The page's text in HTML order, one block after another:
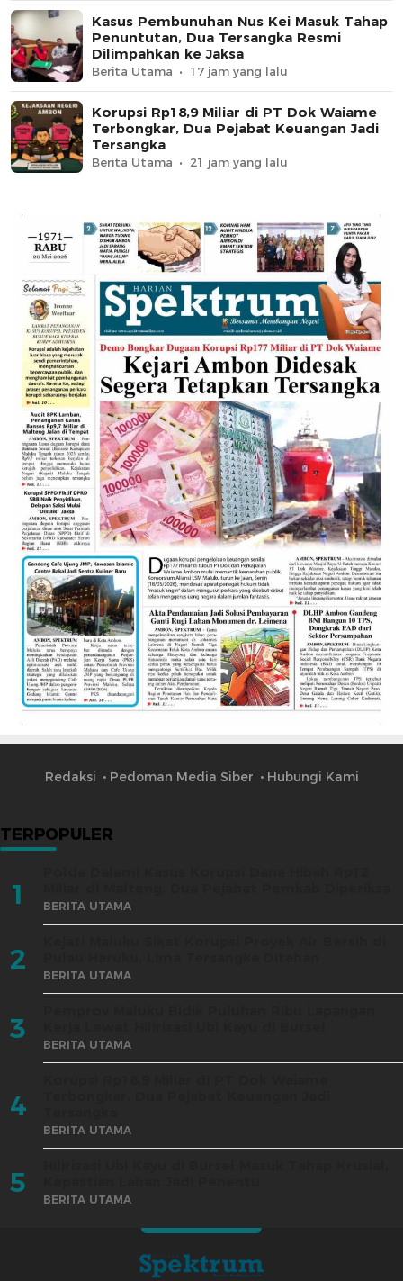
Kasus Pembunuhan Nus Kei Masuk Tahap
Penuntutan, Dua Tersangka Resmi
Dilimpahkan ke Jaksa
Berita Utama 17 jam yang lalu
Korupsi Rp18,9 Miliar di PT Dok Waiame
Terbongkar, Dua Pejabat Keuangan Jadi
Tersangka
Berita Utama 21 jam yang lalu
Redaksi Pedoman Media Siber Hubungi Kami
TERPOPULER
1 BERITA UTAMA
2 BERITA UTAMA
3 BERITA UTAMA
4
BERITA UTAMA
5
BERITA UTAMA